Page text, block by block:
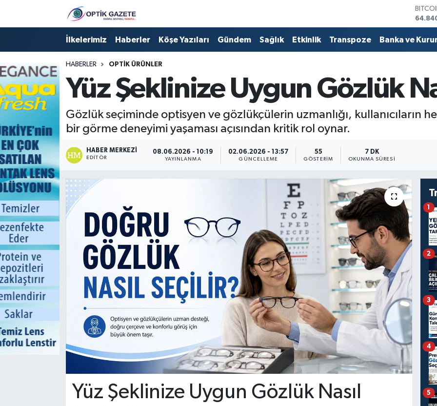
EURO
13.779
İlkelerimiz Haberler Köşe Yazıları Gündem Sağlık Etkinlik Transpoze Banka ve
HABERLER OPTIK ÜRÜNLER
Yüz Şeklinize Uygun Gözlük
Gözlük seçiminde optisyen ve gözlükçülerin uzmanlığı, kullanıcıların
bir görme deneyimi yaşaması açısından kritik rol oynar.
HABER MERKEZI
EDITÖR
08.06.2026 - 10:19
YAYINLANMA
02.06.2026 - 13:57
GÜNCELLEME
55
GÖSTERIM
7 DK
OKUNMA SÜRESI
Yüz Şeklinize Uygun Gözlük Nasıl
1
2
3
4
5
Nöbetçi Eczaneler
Hava Durumu
İstanbul Namaz Vakitleri
Trafik Durumu
Süper Lig Puan Durumu ve Fikstür
Tüm Manşetler
Son Dakika Haberleri
Haber Arşivi